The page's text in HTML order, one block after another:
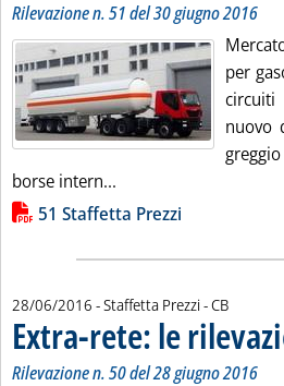
Rilevazione n. 51 del 30 giugno 2016
per
circuiti
nuovo
borse intern...
Lista allegati PDF alla
51 Staffetta Prezzi
28/06/2016 - Staffetta Prezzi -di:
CB
Extra-rete: le
. Sottotitolo: Rilevazione n. 50 del 28 giugno 2016
. Pubblicata martedì 28 giugno 2016 alle 14.38.
Rilevazione n. 50 del 28 giugno 2016